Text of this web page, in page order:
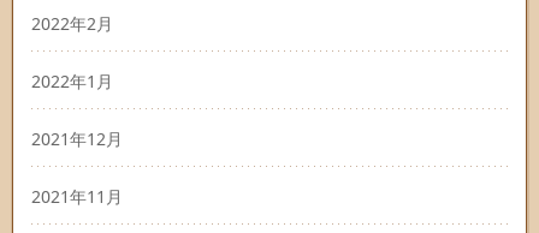
2022年2月
2022年1月
2021年12月
2021年11月